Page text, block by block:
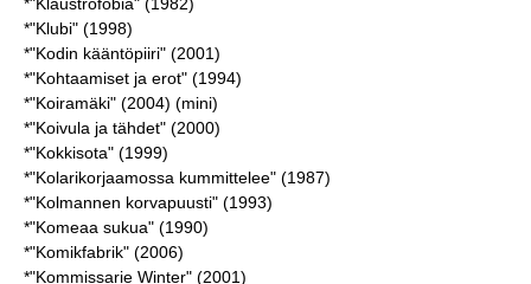
*"Klubi" (1998)
*"Kodin kääntöpiiri" (2001)
*"Kohtaamiset ja erot" (1994)
*"Koiramäki" (2004) (mini)
*"Koivula ja tähdet" (2000)
*"Kokkisota" (1999)
*"Kolarikorjaamossa kummittelee" (1987)
*"Kolmannen korvapuusti" (1993)
*"Komeaa sukua" (1990)
*"Komikfabrik" (2006)
*"Kommissarie Winter" (2001)